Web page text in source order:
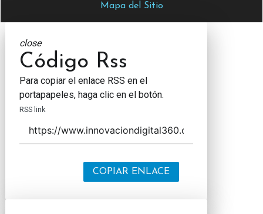
Mapa del Sitio
close
Código Rss
Para copiar el enlace RSS en el
portapapeles, haga clic en el botón.
RSS link
COPIAR ENLACE